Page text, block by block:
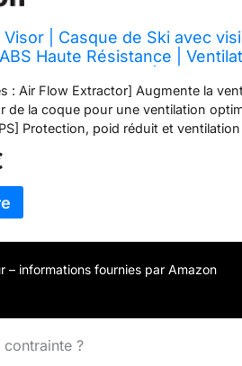
| Casque de Ski avec
Haute Résistance |
: Air Flow Extractor] Augmente la
de la coque pour une ventilation
Protection, poid réduit et
d'ajustement : Système Click-to-
de la tête Un système
l'ajustement et le confort.
robuste et resistante Une
protection et la résistance aux coups
ensoleillés Le verre en
% contre les UV.
– informations fournies par Amazon
contrainte ?